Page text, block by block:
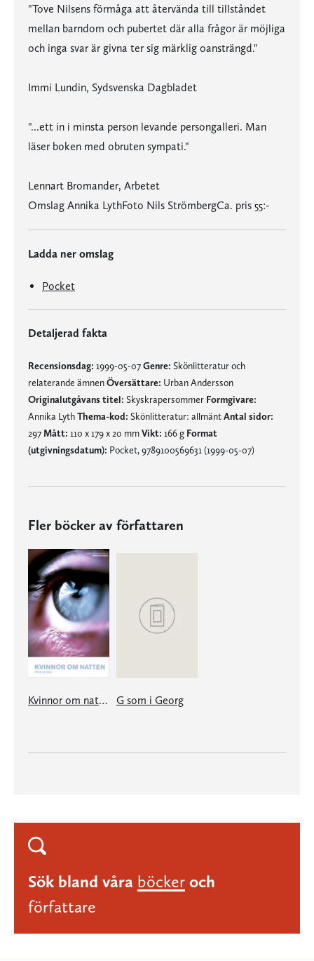
"Tove Nilsens förmåga att återvända till tillståndet
mellan barndom och pubertet där alla frågor är möjliga
och inga svar är givna ter sig märklig oansträngd."
Immi Lundin, Sydsvenska Dagbladet
"...ett in i minsta person levande persongalleri. Man
läser boken med obruten sympati."
Lennart Bromander, Arbetet
Omslag Annika LythFoto Nils StrömbergCa. pris 55:-
Ladda ner omslag
Pocket
Detaljerad fakta
Recensionsdag: 1999-05-07Genre: Skönlitteratur och
relaterande ämnenÖversättare: Urban Andersson
Originalutgåvans titel: Skyskrapersommer Formgivare:
Annika LythThema-kod: Skönlitteratur: allmäntAntal sidor:
297 Mått: 110 x 179 x 20 mmVikt: 166 g Format
(utgivningsdatum): Pocket, 9789100569631 (1999-05-07)
Fler böcker av författaren
Kvinnor om natten G som i Georg
Sök bland våra böcker och
författare